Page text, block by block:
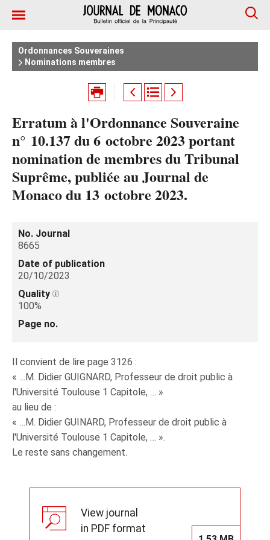
Ordonnances Souveraines
Nominations membres
Erratum à l'Ordonnance Souveraine
n° 10.137 du 6 octobre 2023 portant
nomination de membres du Tribunal
Suprême, publiée au Journal de
Monaco du 13 octobre 2023.
No. Journal
8665
Date of publication
20/10/2023
Quality
100%
Page no.
Il convient de lire page 3126 :
« …M. Didier GUIGNARD, Professeur de droit public à
l'Université Toulouse 1 Capitole, … »
au lieu de :
« …M. Didier GUINARD, Professeur de droit public à
l'Université Toulouse 1 Capitole, … ».
Le reste sans changement.
View journal
in PDF format